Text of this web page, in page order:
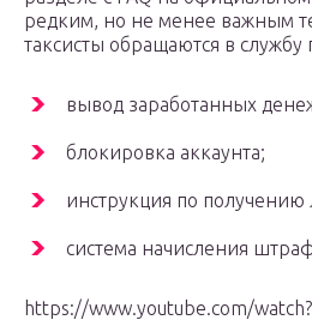
редким, но не менее важным
таксисты обращаются в службу
вывод заработанных
блокировка аккаунта;
инструкция по
система начисления
https://www.youtube.com/